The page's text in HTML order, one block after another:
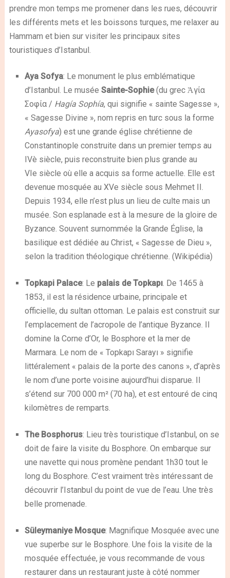
prendre mon temps me promener dans les rues, découvrir
les différents mets et les boissons turques, me relaxer au
Hammam et bien sur visiter les principaux sites
touristiques d’Istanbul.
Aya Sofya: Le monument le plus emblématique
d’Istanbul. Le musée Sainte-Sophie(du grec Ἁγία
Σοφία/ Hagía Sophía, qui signifie « sainte Sagesse »,
« Sagesse Divine », nom repris en turc sous la forme
Ayasofya) est une grande église chrétienne de
Constantinople construite dans un premier temps au
IVè siècle, puis reconstruite bien plus grande au
VIe siècle où elle a acquis sa forme actuelle. Elle est
devenue mosquée au XVe siècle sous Mehmet II.
Depuis 1934, elle n’est plus un lieu de culte mais un
musée. Son esplanade est à la mesure de la gloire de
Byzance. Souvent surnommée la Grande Église, la
basilique est dédiée au Christ, « Sagesse de Dieu »,
selon la tradition théologique chrétienne. (Wikipédia)
Topkapi Palace: Le palais de Topkapı. De 1465 à
1853, il est la résidence urbaine, principale et
officielle, du sultan ottoman. Le palais est construit sur
l’emplacement de l’acropole de l’antique Byzance. Il
domine la Corne d’Or, le Bosphore et la mer de
Marmara. Le nom de « Topkapı Sarayı » signifie
littéralement « palais de la porte des canons », d’après
le nom d’une porte voisine aujourd’hui disparue. Il
s’étend sur 700 000 m² (70 ha), et est entouré de cinq
kilomètres de remparts.
The Bosphorus: Lieu très touristique d’Istanbul, on se
doit de faire la visite du Bosphore. On embarque sur
une navette qui nous promène pendant 1h30 tout le
long du Bosphore. C’est vraiment très intéressant de
découvrir l’Istanbul du point de vue de l’eau. Une très
belle promenade.
Süleymaniye Mosque: Magnifique Mosquée avec une
vue superbe sur le Bosphore. Une fois la visite de la
mosquée effectuée, je vous recommande de vous
restaurer dans un restaurant juste à côté nommer